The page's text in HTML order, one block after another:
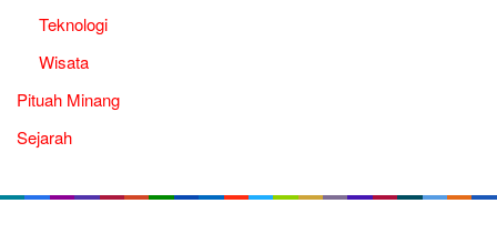
Teknologi
Wisata
Pituah Minang
Sejarah